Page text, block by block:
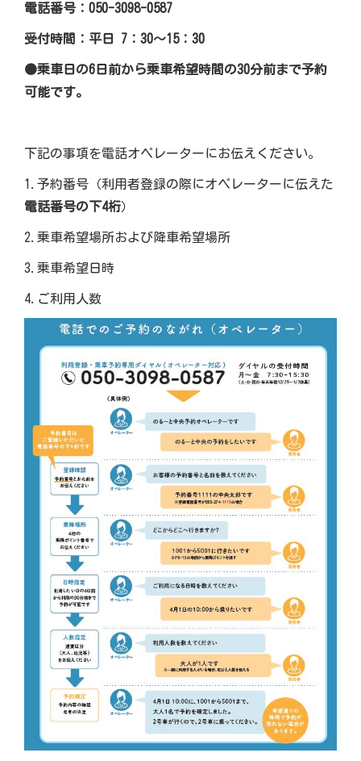
電話番号：050-3098-0587
受付時間：平日 7：30〜15：30
●乗車日の6日前から乗車希望時間の30分前まで予約
可能です。
下記の事項を電話オペレーターにお伝えください。
1.予約番号（利用者登録の際にオペレーターに伝えた
電話番号の下4桁）
2.乗車希望場所および降車希望場所
3.乗車希望日時
4.ご利用人数